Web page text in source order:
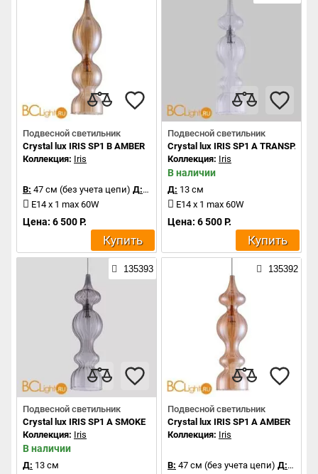
Подвесной светильник
Crystal lux IRIS SP1 B AMBER
Коллекция: Iris
В: 47 см (без учета цепи) Д:13 см
E14 x 1 max 60W
Цена: 6 500 Р.
Купить
Подвесной светильник
Crystal lux IRIS SP1 A
Коллекция: Iris
В наличии
Д: 13 см
E14 x 1 max 60W
Цена: 6 500 Р.
Купить
135393
Подвесной светильник
Crystal lux IRIS SP1 A SMOKE
Коллекция: Iris
В наличии
Д: 13 см
135392
Подвесной светильник
Crystal lux IRIS SP1 A AMBER
Коллекция: Iris
В: 47 см (без учета цепи) Д:13 см